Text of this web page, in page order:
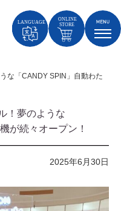
な「CANDY SPIN」自動わた
！夢のような
が続々オープン！
2025年6月30日